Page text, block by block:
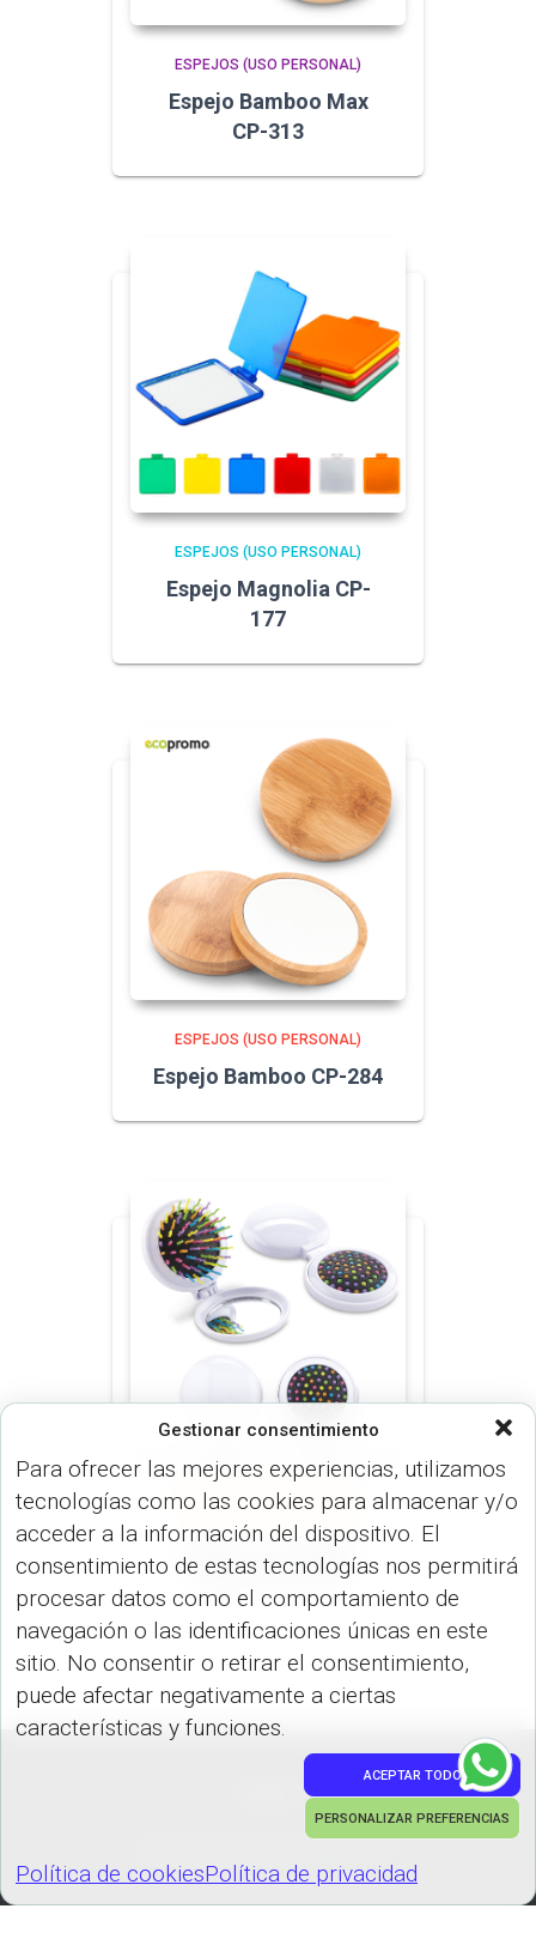
Gestionar consentimiento
Para ofrecer las mejores experiencias, utilizamos
tecnologías como las cookies para almacenar y/o
acceder a la información del dispositivo. El
consentimiento de estas tecnologías nos permitirá
procesar datos como el comportamiento de
navegación o las identificaciones únicas en este
sitio. No consentir o retirar el consentimiento,
puede afectar negativamente a ciertas
características y funciones.
ACEPTAR TODO
PERSONALIZAR PREFERENCIAS
Política de cookiesPolítica de privacidad
ESPEJOS (USO PERSONAL)
Espejo Bamboo Max
CP-313
ESPEJOS (USO PERSONAL)
Espejo Magnolia CP-
177
ESPEJOS (USO PERSONAL)
Espejo Bamboo CP-284
ESPEJOS (USO PERSONAL)
VARIOS (USO PERSONAL)
Cepillo con Espejo